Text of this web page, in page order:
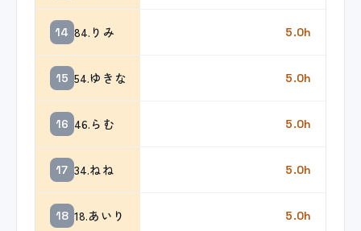
14 84.りみ 5.0h
15 54.ゆきな 5.0h
16 46.らむ 5.0h
17 34.ねね 5.0h
18 18.あいり 5.0h